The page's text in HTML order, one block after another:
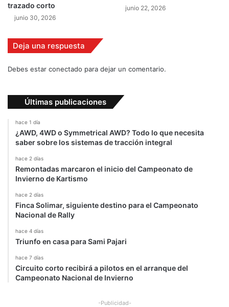
e
a
2
0
1
trazado corto
junio 30, 2026
junio 22, 2026
Deja una respuesta
Debes estar conectado para dejar un comentario.
Últimas publicaciones
hace 1 día
¿AWD, 4WD o Symmetrical AWD? Todo lo que necesita
saber sobre los sistemas de tracción integral
hace 2 días
Remontadas marcaron el inicio del Campeonato de
Invierno de Kartismo
hace 2 días
Finca Solimar, siguiente destino para el Campeonato
Nacional de Rally
hace 4 días
Triunfo en casa para Sami Pajari
hace 7 días
Circuito corto recibirá a pilotos en el arranque del
Campeonato Nacional de Invierno
-Publicidad-